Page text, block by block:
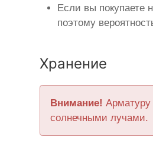
Если вы
поэтому
Хранение
Внимание!
солнечными лучами.